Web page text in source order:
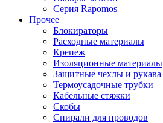
Серия Rapomos
Прочее
Блокираторы
Расходные материалы
Крепеж
Изоляционные материалы
Защитные чехлы и рукава
Термоусадочные трубки
Кабельные стяжки
Скобы
Спирали для проводов